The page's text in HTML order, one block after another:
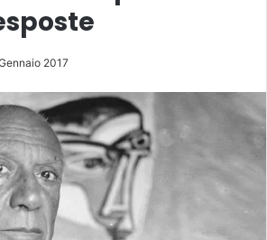
2017